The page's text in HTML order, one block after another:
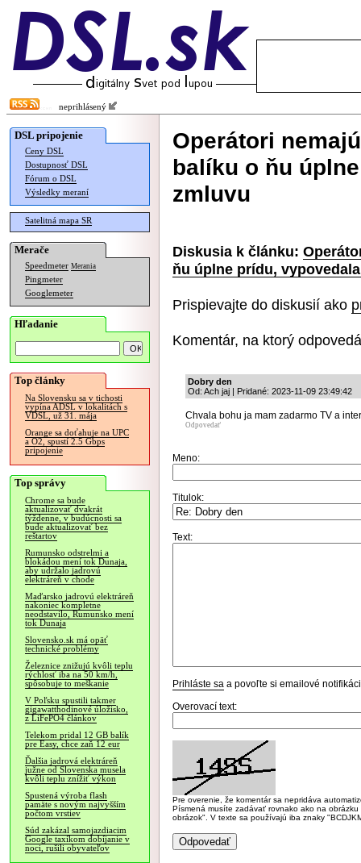
neprihlásený
DSL pripojenie
Ceny DSL
Dostupnosť DSL
Fórum o DSL
Výsledky meraní
Satelitná mapa SR
Merače
Speedmeter Merania
Pingmeter
Googlemeter
Hľadanie
Top články
Na Slovensku sa v tichosti
vypína ADSL v lokalitách s
VDSL, už 31. mája
Orange sa doťahuje na UPC
a O2, spustí 2.5 Gbps
pripojenie
Top správy
Chrome sa bude
aktualizovať dvakrát
týždenne, v budúcnosti sa
bude aktualizovať bez
reštartov
Rumunsko odstrelmi a
blokádou mení tok Dunaja,
aby udržalo jadrovú
elektráreň v chode
Maďarsko jadrovú elektráreň
nakoniec kompletne
neodstavilo, Rumunsko mení
tok Dunaja
Slovensko.sk má opäť
technické problémy
Železnice znižujú kvôli teplu
rýchlosť iba na 50 km/h,
spôsobuje to meškanie
V Poľsku spustili takmer
gigawatthodinové úložisko,
z LiFePO4 článkov
Telekom pridal 12 GB balík
pre Easy, chce zaň 12 eur
Ďalšia jadrová elektráreň
južne od Slovenska musela
kvôli teplu znížiť výkon
Spustená výroba flash
pamäte s novým najvyšším
počtom vrstiev
Súd zakázal samojazdiacim
Google taxíkom dobíjanie v
noci, rušili obyvateľov
Operátori
balíku o ňu
zmluvu
Diskusia k článku:
ňu úplne prídu,
Prispievajte do diskusií ako
Komentár, na ktorý
Dobry den
Od: Ach jaj | Pridané: 2023-11-09 23:49:42
Chvala bohu ja mam zadarmo TV a
Odpovedať
Meno:
Titulok:
Text:
Prihláste sa a povoľte si emailové
Overovací text:
Pre overenie, že komentár sa nepridáva
Písmená musíte zadávať rovnako ako na
obrázok". V texte sa používajú iba znaky